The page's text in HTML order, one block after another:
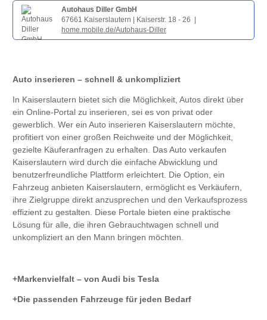
Autohaus Diller GmbH
67661 Kaiserslautern | Kaiserstr. 18 - 26 |
home.mobile.de/Autohaus-Diller
Auto inserieren – schnell & unkompliziert
In Kaiserslautern bietet sich die Möglichkeit, Autos direkt über
ein Online-Portal zu inserieren, sei es von privat oder
gewerblich. Wer ein Auto inserieren Kaiserslautern möchte,
profitiert von einer großen Reichweite und der Möglichkeit,
gezielte Käuferanfragen zu erhalten. Das Auto verkaufen
Kaiserslautern wird durch die einfache Abwicklung und
benutzerfreundliche Plattform erleichtert. Die Option, ein
Fahrzeug anbieten Kaiserslautern, ermöglicht es Verkäufern,
ihre Zielgruppe direkt anzusprechen und den Verkaufsprozess
effizient zu gestalten. Diese Portale bieten eine praktische
Lösung für alle, die ihren Gebrauchtwagen schnell und
unkompliziert an den Mann bringen möchten.
Markenvielfalt – von Audi bis Tesla
Die passenden Fahrzeuge für jeden Bedarf